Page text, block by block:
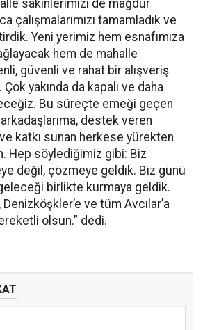
sakinlerimizi de mağdur
çalışmalarımızı tamamladık ve
Yeni yerimiz hem esnafımıza
hem de mahalle
güvenli ve rahat bir alışveriş
yakında da kapalı ve daha
Bu süreçte emeği geçen
destek veren
ve katkı sunan herkese yürekten
Hep söylediğimiz gibi: Biz
değil, çözmeye geldik. Biz günü
birlikte kurmaya geldik.
ve tüm Avcılar’a
olsun.” dedi.